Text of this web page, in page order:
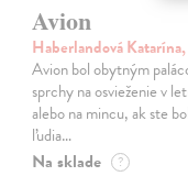
Avion
Haberlandová
Avion bol obytným
sprchy na osvieženie v
alebo na mincu, ak ste
ľudia…
Na sklade ?